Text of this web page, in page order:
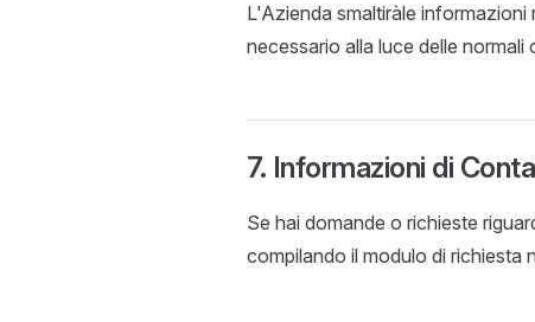
L'Azienda smaltiràle
necessario alla luce delle
7. Informazioni di
Se hai domande o richieste
compilando il modulo di richiesta